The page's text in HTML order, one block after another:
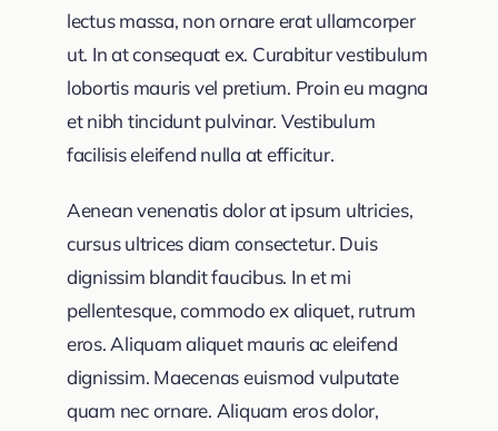
lectus massa, non ornare erat ullamcorper
ut. In at consequat ex. Curabitur vestibulum
lobortis mauris vel pretium. Proin eu magna
et nibh tincidunt pulvinar. Vestibulum
facilisis eleifend nulla at efficitur.
Aenean venenatis dolor at ipsum ultricies,
cursus ultrices diam consectetur. Duis
dignissim blandit faucibus. In et mi
pellentesque, commodo ex aliquet, rutrum
eros. Aliquam aliquet mauris ac eleifend
dignissim. Maecenas euismod vulputate
quam nec ornare. Aliquam eros dolor,